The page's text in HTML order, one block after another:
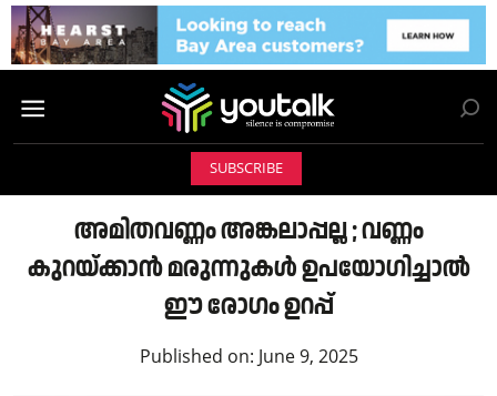
SUBSCRIBE
അമിതവണ്ണം അങ്കലാപ്പല്ല ; വണ്ണം
കുറയ്ക്കാൻ മരുന്നുകൾ ഉപയോഗിച്ചാൽ
ഈ രോഗം ഉറപ്പ്
Published on: June 9, 2025